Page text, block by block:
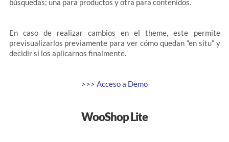
búsquedas; una para productos y otra para contenidos.
En caso de realizar cambios en el theme, este permite
previsualizarlos previamente para ver cómo quedan “en situ” y
decidir si los aplicarnos finalmente.
>>> Acceso a Demo
WooShop Lite